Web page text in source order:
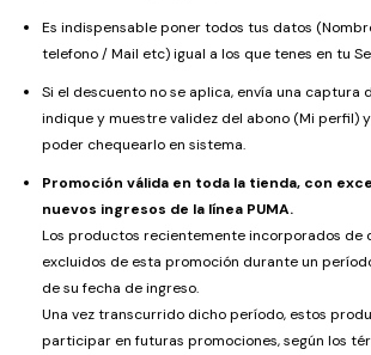
Es indispensable poner todos tus datos
telefono / Mail etc) igual a los que tenes en tu
Si el descuento no se aplica, envía una captura
indique y muestre validez del abono (Mi perfil)
poder chequearlo en sistema.
Promoción válida en toda la tienda, con
nuevos ingresos de la línea PUMA.
Los productos recientemente incorporados de
excluidos de esta promoción durante un
de su fecha de ingreso.
Una vez transcurrido dicho período, estos
participar en futuras promociones, según los